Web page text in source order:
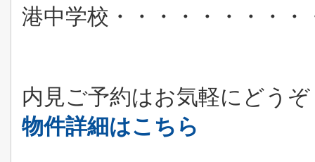
港中学校・・・・・・・・・
内見ご予約はお気軽にどうぞ
物件詳細はこちら